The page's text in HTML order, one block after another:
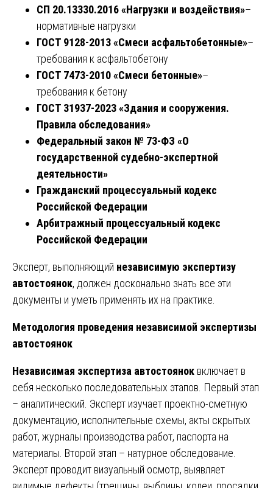
СП 20.13330.2016 «Нагрузки и воздействия»–
нормативные нагрузки
ГОСТ 9128-2013 «Смеси асфальтобетонные»–
требования к асфальтобетону
ГОСТ 7473-2010 «Смеси бетонные»–
требования к бетону
ГОСТ 31937-2023 «Здания и сооружения.
Правила обследования»
Федеральный закон № 73-ФЗ «О
государственной судебно-экспертной
деятельности»
Гражданский процессуальный кодекс
Российской Федерации
Арбитражный процессуальный кодекс
Российской Федерации
Эксперт, выполняющий независимую экспертизу
автостоянок, должен досконально знать все эти
документы и уметь применять их на практике.
Методология проведения независимой экспертизы
автостоянок
Независимая экспертиза автостоянок включает в
себя несколько последовательных этапов. Первый этап
– аналитический. Эксперт изучает проектно-сметную
документацию, исполнительные схемы, акты скрытых
работ, журналы производства работ, паспорта на
материалы. Второй этап – натурное обследование.
Эксперт проводит визуальный осмотр, выявляет